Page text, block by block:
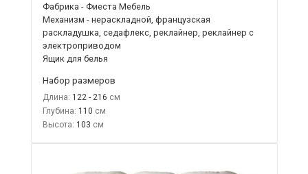
Фабрика - Фиеста Мебель
Механизм - нераскладной, французская
раскладушка, седафлекс, реклайнер, реклайнер с
электроприводом
Ящик для белья
Набор размеров
Длина: 122 - 216
Глубина: 110
Высота: 103